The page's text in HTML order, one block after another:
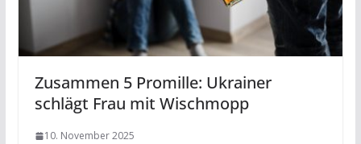
Zusammen 5 Promille: Ukrainer
schlägt Frau mit Wischmopp
10. November 2025